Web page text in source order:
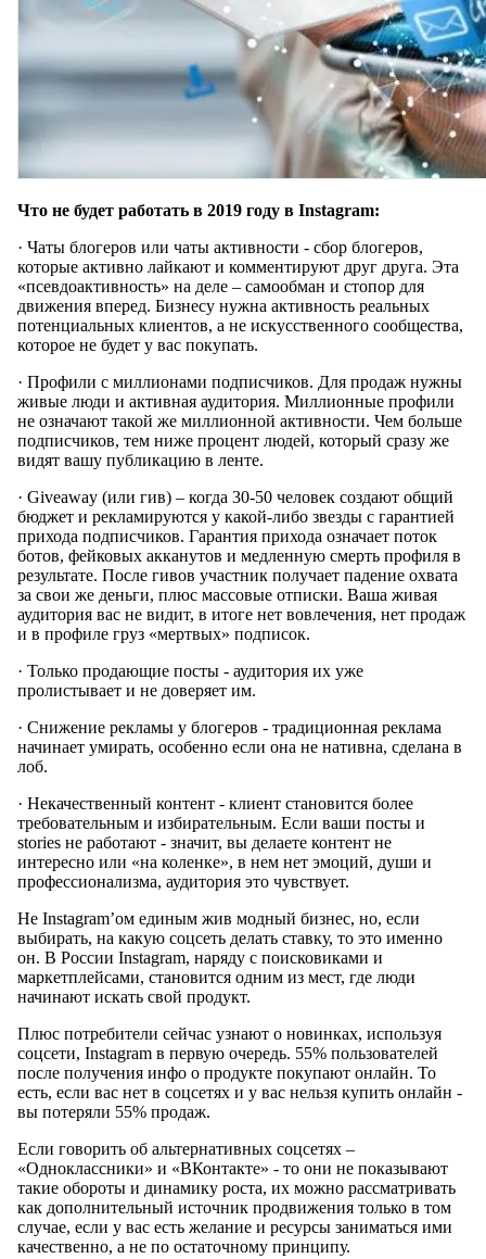
Что не будет работать в 2019 году в Instagram:
· Чаты блогеров или чаты активности - сбор блогеров,
которые активно лайкают и комментируют друг друга. Эта
«псевдоактивность» на деле – самообман и стопор для
движения вперед. Бизнесу нужна активность реальных
потенциальных клиентов, а не искусственного сообщества,
которое не будет у вас покупать.
· Профили с миллионами подписчиков. Для продаж нужны
живые люди и активная аудитория. Миллионные профили
не означают такой же миллионной активности. Чем больше
подписчиков, тем ниже процент людей, который сразу же
видят вашу публикацию в ленте.
· Giveaway (или гив) – когда 30-50 человек создают общий
бюджет и рекламируются у какой-либо звезды с гарантией
прихода подписчиков. Гарантия прихода означает поток
ботов, фейковых акканутов и медленную смерть профиля в
результате. После гивов участник получает падение охвата
за свои же деньги, плюс массовые отписки. Ваша живая
аудитория вас не видит, в итоге нет вовлечения, нет продаж
и в профиле груз «мертвых» подписок.
· Только продающие посты - аудитория их уже
пролистывает и не доверяет им.
· Снижение рекламы у блогеров - традиционная реклама
начинает умирать, особенно если она не нативна, сделана в
лоб.
· Некачественный контент - клиент становится более
требовательным и избирательным. Если ваши посты и
stories не работают - значит, вы делаете контент не
интересно или «на коленке», в нем нет эмоций, души и
профессионализма, аудитория это чувствует.
Не Instagram’ом единым жив модный бизнес, но, если
выбирать, на какую соцсеть делать ставку, то это именно
он. В России Instagram, наряду с поисковиками и
маркетплейсами, становится одним из мест, где люди
начинают искать свой продукт.
Плюс потребители сейчас узнают о новинках, используя
соцсети, Instagram в первую очередь. 55% пользователей
после получения инфо о продукте покупают онлайн. То
есть, если вас нет в соцсетях и у вас нельзя купить онлайн -
вы потеряли 55% продаж.
Если говорить об альтернативных соцсетях –
«Одноклассники» и «ВКонтакте» - то они не показывают
такие обороты и динамику роста, их можно рассматривать
как дополнительный источник продвижения только в том
случае, если у вас есть желание и ресурсы заниматься ими
качественно, а не по остаточному принципу.